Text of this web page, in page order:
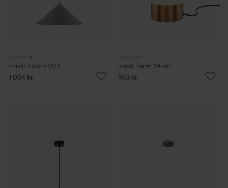
Basic colors Ø35
1 054 kr.
Basic form 24cm
963 kr.